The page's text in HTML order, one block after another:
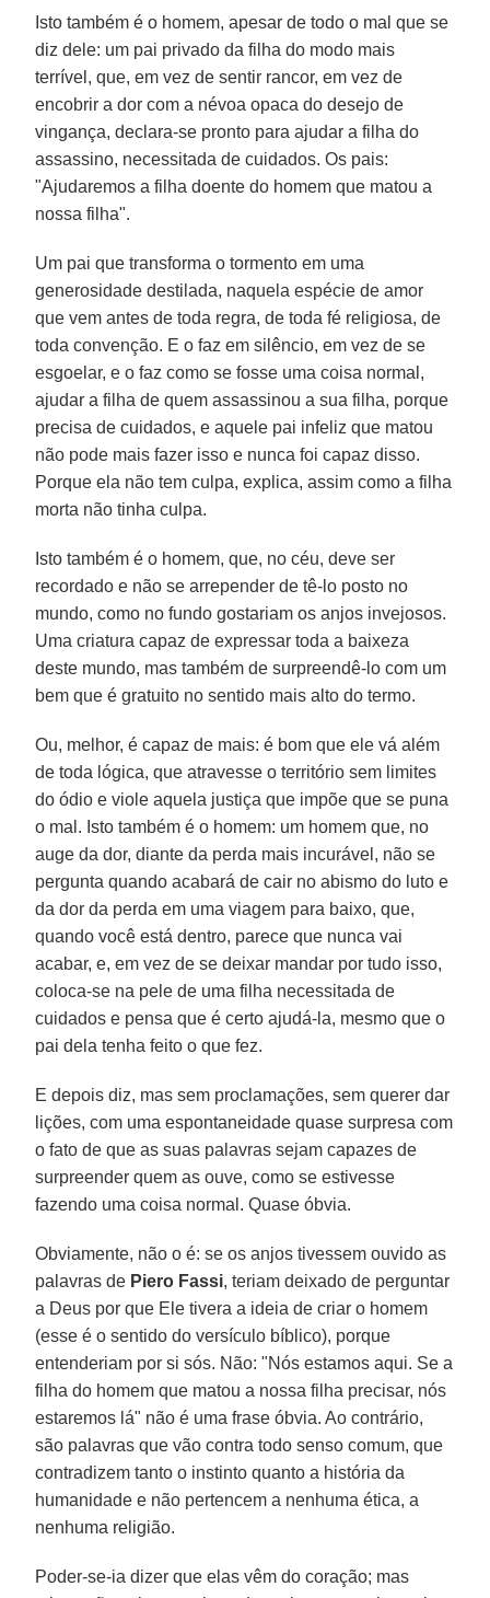
Isto também é o homem, apesar de todo o mal que se
diz dele: um pai privado da filha do modo mais
terrível, que, em vez de sentir rancor, em vez de
encobrir a dor com a névoa opaca do desejo de
vingança, declara-se pronto para ajudar a filha do
assassino, necessitada de cuidados. Os pais:
"Ajudaremos a filha doente do homem que matou a
nossa filha".
Um pai que transforma o tormento em uma
generosidade destilada, naquela espécie de amor
que vem antes de toda regra, de toda fé religiosa, de
toda convenção. E o faz em silêncio, em vez de se
esgoelar, e o faz como se fosse uma coisa normal,
ajudar a filha de quem assassinou a sua filha, porque
precisa de cuidados, e aquele pai infeliz que matou
não pode mais fazer isso e nunca foi capaz disso.
Porque ela não tem culpa, explica, assim como a filha
morta não tinha culpa.
Isto também é o homem, que, no céu, deve ser
recordado e não se arrepender de tê-lo posto no
mundo, como no fundo gostariam os anjos invejosos.
Uma criatura capaz de expressar toda a baixeza
deste mundo, mas também de surpreendê-lo com um
bem que é gratuito no sentido mais alto do termo.
Ou, melhor, é capaz de mais: é bom que ele vá além
de toda lógica, que atravesse o território sem limites
do ódio e viole aquela justiça que impõe que se puna
o mal. Isto também é o homem: um homem que, no
auge da dor, diante da perda mais incurável, não se
pergunta quando acabará de cair no abismo do luto e
da dor da perda em uma viagem para baixo, que,
quando você está dentro, parece que nunca vai
acabar, e, em vez de se deixar mandar por tudo isso,
coloca-se na pele de uma filha necessitada de
cuidados e pensa que é certo ajudá-la, mesmo que o
pai dela tenha feito o que fez.
E depois diz, mas sem proclamações, sem querer dar
lições, com uma espontaneidade quase surpresa com
o fato de que as suas palavras sejam capazes de
surpreender quem as ouve, como se estivesse
fazendo uma coisa normal. Quase óbvia.
Obviamente, não o é: se os anjos tivessem ouvido as
palavras de Piero Fassi, teriam deixado de perguntar
a Deus por que Ele tivera a ideia de criar o homem
(esse é o sentido do versículo bíblico), porque
entenderiam por si sós. Não: "Nós estamos aqui. Se a
filha do homem que matou a nossa filha precisar, nós
estaremos lá" não é uma frase óbvia. Ao contrário,
são palavras que vão contra todo senso comum, que
contradizem tanto o instinto quanto a história da
humanidade e não pertencem a nenhuma ética, a
nenhuma religião.
Poder-se-ia dizer que elas vêm do coração; mas